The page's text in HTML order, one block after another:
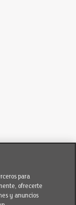
para
ofrecerte
y anuncios